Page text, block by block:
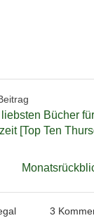
Bücher
[Top Ten
2017 3